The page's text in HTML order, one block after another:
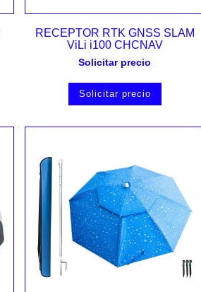
Vista rápida
RECEPTOR RTK GNSS SLAM
ViLi i100 CHCNAV
Solicitar precio
Solicitar precio